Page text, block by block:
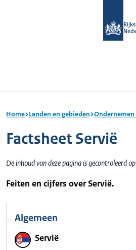
Home Landen en gebieden Ondernemen
Factsheet Servië
De inhoud van deze pagina is gecontroleerd
Feiten en cijfers over Servië.
Algemeen
Servië